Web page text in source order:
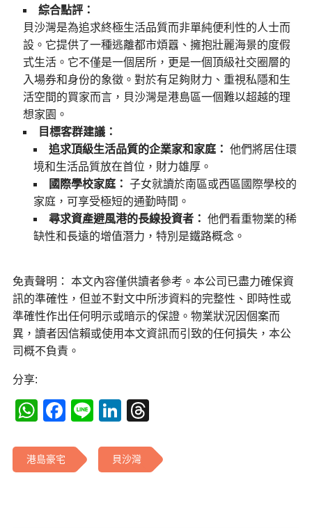
綜合點評：
貝沙灣是為追求終極生活品質而非單純便利性的人士而
設。它提供了一種逃離都市煩囂、擁抱壯麗海景的度假
式生活。它不僅是一個居所，更是一個頂級社交圈層的
入場券和身份的象徵。對於有足夠財力、重視私隱和生
活空間的買家而言，貝沙灣是港島區一個難以超越的理
想家園。
目標客群建議：
追求頂級生活品質的企業家和家庭： 他們將居住環
境和生活品質放在首位，財力雄厚。
國際學校家庭： 子女就讀於南區或西區國際學校的
家庭，可享受極短的通勤時間。
尋求資產避風港的長線投資者： 他們看重物業的稀
缺性和長遠的增值潛力，特別是鐵路概念。
免責聲明： 本文內容僅供讀者參考。本公司已盡力確保資
訊的準確性，但並不對文中所涉資料的完整性、即時性或
準確性作出任何明示或暗示的保證。物業狀況因個案而
異，讀者因信賴或使用本文資訊而引致的任何損失，本公
司概不負責。
分享:
WhatsApp
Facebook
LineLinkedIn
港島豪宅 貝沙灣